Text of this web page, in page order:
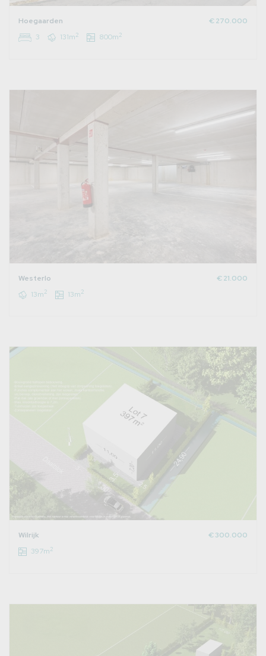
Hoegaarden
€ 270.000
3
131m2 800m2
Westerlo
€ 21.000
13m2 13m2
Wilrijk
€ 300.000
397m2